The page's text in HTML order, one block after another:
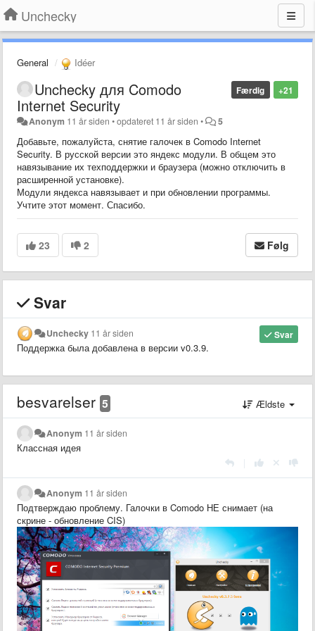
Unchecky
General Idéer
+21
Færdig
Unchecky для Comodo
Internet Security
Anonym 11 år siden •opdateret 11 år siden • 5
Добавьте, пожалуйста, снятие галочек в Comodo Internet
Security. В русской версии это яндекс модули. В общем это
навязывание их техподдержки и браузера (можно отключить в
расширенной установке).
Модули яндекса навязывает и при обновлении программы.
Учтите этот момент. Спасибо.
23 2 Følg
Svar
Svar
Unchecky 11 år siden
Поддержка была добавлена в версии v0.3.9.
besvarelser 5 Ældste
Anonym 11 år siden
Классная идея
Anonym 11 år siden
Подтверждаю проблему. Галочки в Comodo НЕ снимает (на
скрине - обновление CIS)